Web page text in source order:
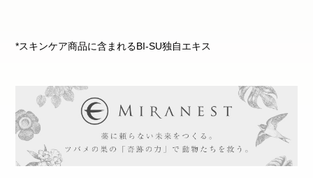
*スキンケア商品に含まれるBI-SU独自エキス